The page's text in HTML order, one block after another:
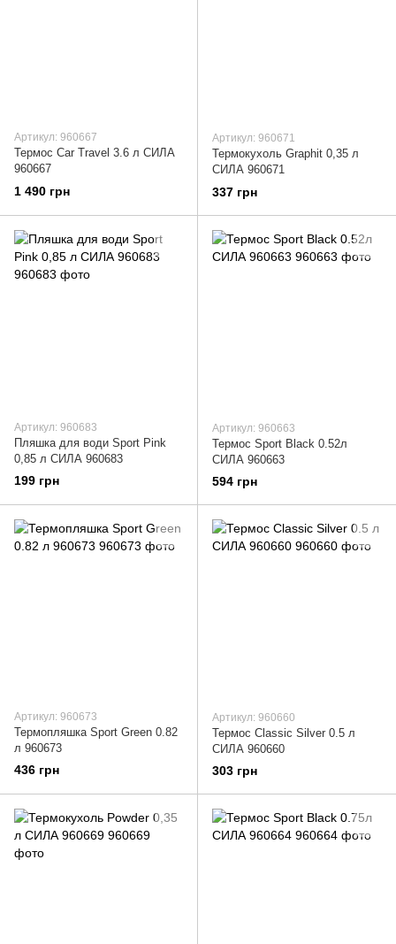
Артикул: 960667
Термос Car Travel 3.6 л СИЛА
960667
1 490 грн
Артикул: 960671
Термокухоль Graphit 0,35 л
СИЛА 960671
337 грн
Артикул: 960683
Пляшка для води Sport Pink
0,85 л СИЛА 960683
199 грн
Артикул: 960663
Термос Sport Black 0.52л
СИЛА 960663
594 грн
Артикул: 960673
Термопляшка Sport Green 0.82
л 960673
436 грн
Артикул: 960660
Термос Classic Silver 0.5 л
СИЛА 960660
303 грн